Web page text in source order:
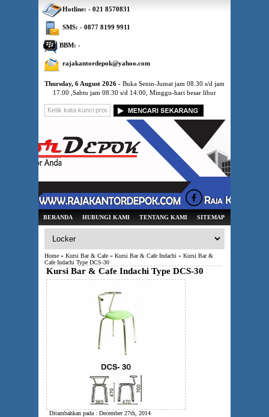
Thursday, 6 August 2026 - Buka Senin-Jumat jam 08.30 s/d jam
17.00 ,Sabtu jam 08.30 s/d 14.00, Minggu-hari besar libur
BERANDA HUBUNGI KAMI TENTANG KAMI SITEMAP
Home » Kursi Bar & Cafe » Kursi Bar & Cafe Indachi » Kursi Bar &
Cafe Indachi Type DCS-30
Kursi Bar & Cafe Indachi Type DCS-30
Ditambahkan pada : December 27th, 2014
Hotline: - 021 8570831
SMS: - 0877 8199 9911
BBM: -
rajakantordepok@yahoo.com